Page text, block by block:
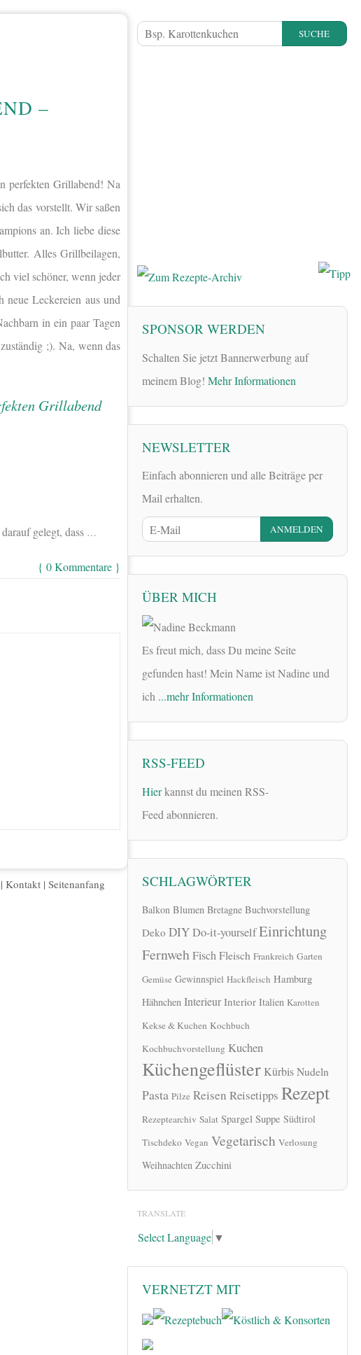
–
perfekten Grillabend! Na
das vorstellt. Wir saßen
an. Ich liebe diese
Alles Grillbeilagen,
viel schöner, wenn jeder
Leckereien aus und
in ein paar Tagen
;). Na, wenn das
gelegt, dass …
{ 0 Kommentare }
| Kontakt | Seitenanfang
SUCHE
SPONSOR WERDEN
Schalten Sie jetzt Bannerwerbung auf
meinem Blog! Mehr Informationen
NEWSLETTER
Einfach abonnieren und alle Beiträge per
Mail erhalten.
ÜBER MICH
Es freut mich, dass Du meine Seite
gefunden hast! Mein Name ist Nadine und
ich ...mehr Informationen
RSS-FEED
Hierkannst du meinen RSS-
Feed abonnieren.
SCHLAGWÖRTER
Balkon Blumen Bretagne Buchvorstellung
Deko DIYDo-it-yourselfEinrichtung
FernwehFischFleisch Frankreich Garten
Gemüse Gewinnspiel Hackfleisch Hamburg
Hähnchen Interieur Interior Italien Karotten
Kekse & Kuchen Kochbuch
Kochbuchvorstellung Kuchen
Küchengeflüster KürbisNudeln
Pasta Pilze Reisen Reisetipps Rezept
Rezeptearchiv Salat Spargel Suppe Südtirol
Tischdeko Vegan Vegetarisch Verlosung
Weihnachten Zucchini
TRANSLATE
Select Language ▼
VERNETZT MIT